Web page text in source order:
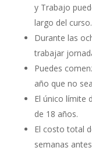
y Trabajo
largo del curso.
Durante las
trabajar
Puedes
año que no
El único límite
de 18 años.
El costo total
semanas